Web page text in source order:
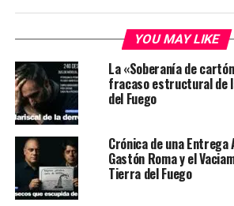
YOU MAY LIKE
La «Soberanía de
fracaso estructural de
del Fuego
Crónica de una Entrega
Gastón Roma y el
Tierra del Fuego